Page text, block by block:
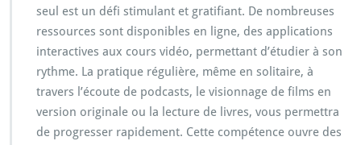
seul est un défi stimulant et gratifiant. De nombreuses
ressources sont disponibles en ligne, des applications
interactives aux cours vidéo, permettant d’étudier à son
rythme. La pratique régulière, même en solitaire, à
travers l’écoute de podcasts, le visionnage de films en
version originale ou la lecture de livres, vous permettra
de progresser rapidement. Cette compétence ouvre des